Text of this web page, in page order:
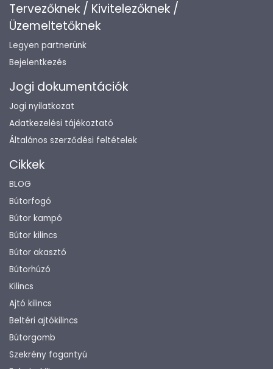
Tervezőknek / Kivitelezőknek /
Üzemeltetőknek
Legyen partnerünk
Bejelentkezés
Jogi dokumentációk
Jogi nyilatkozat
Adatkezelési tájékoztató
Általános szerződési feltételek
Cikkek
BLOG
Bútorfogó
Bútor kampó
Bútor kilincs
Bútor akasztó
Bútorhúzó
Kilincs
Ajtó kilincs
Beltéri ajtókilincs
Bútorgomb
Szekrény fogantyú